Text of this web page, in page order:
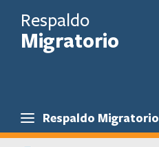
Respaldo
Migratorio
Respaldo Migratorio